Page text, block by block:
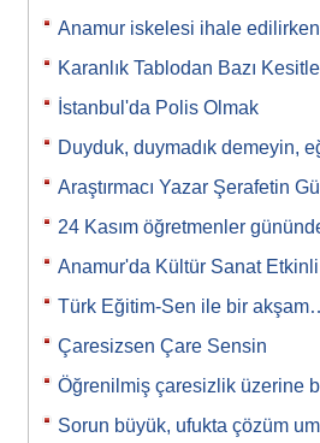
Anamur iskelesi ihale
Karanlık Tablodan Bazı
İstanbul'da Polis Olmak
Duyduk, duymadık demeyin,
Araştırmacı Yazar Şerafetin
24 Kasım öğretmenler
Anamur'da Kültür Sanat
Türk Eğitim-Sen ile bir
Çaresizsen Çare Sensin
Öğrenilmiş çaresizlik üzerine
Sorun büyük, ufukta çözüm